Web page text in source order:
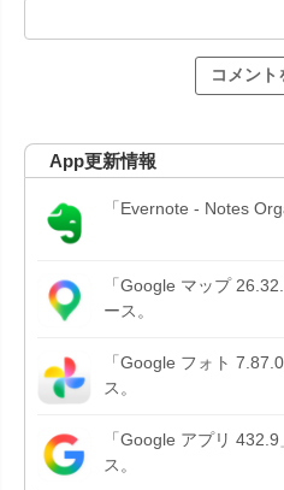
App更新情報
「Evernote - Notes
「Google マップ
ース。
「Google フォト
ス。
「Google アプリ
ス。